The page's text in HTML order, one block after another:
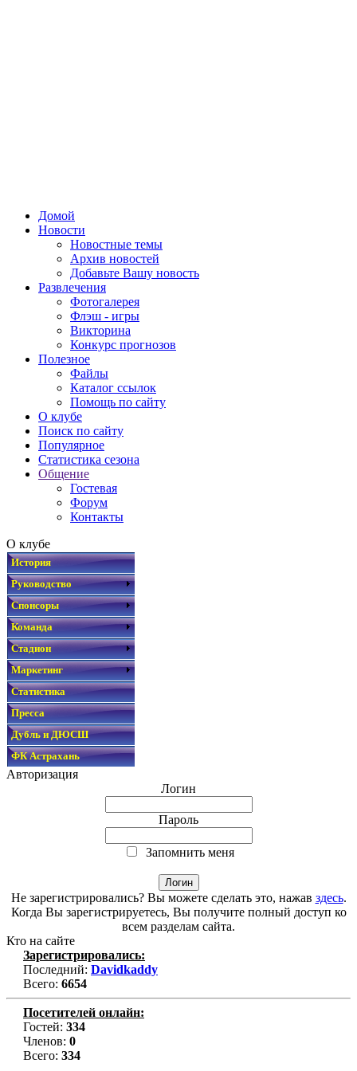
Домой
Новости
Новостные темы
Архив новостей
Добавьте Вашу новость
Развлечения
Фотогалерея
Флэш - игры
Викторина
Конкурс прогнозов
Полезное
Файлы
Каталог ссылок
Помощь по сайту
О клубе
Поиск по сайту
Популярное
Статистика сезона
Общение
Гостевая
Форум
Контакты
О клубе
История
Руководство
Спонсоры
Команда
Стадион
Маркетинг
Статистика
Пресса
Дубль и ДЮСШ
ФК Астрахань
Авторизация
Логин
Пароль
Запомнить меня
Не зарегистрировались? Вы можете сделать это, нажав здесь.
Когда Вы зарегистрируетесь, Вы получите полный доступ ко
всем разделам сайта.
Кто на сайте
Зарегистрировались:
Последний: Davidkaddy
Всего: 6654
Посетителей онлайн:
Гостей: 334
Членов: 0
Всего: 334